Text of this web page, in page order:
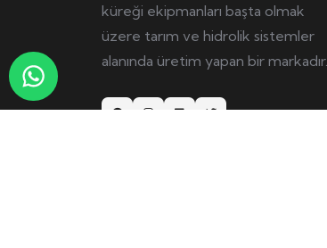
küreği ekipmanları başta olmak
üzere tarım ve hidrolik sistemler
alanında üretim yapan bir markadır.